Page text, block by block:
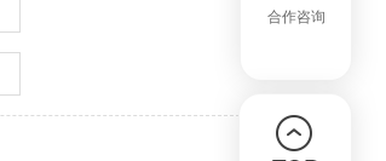
合作咨询